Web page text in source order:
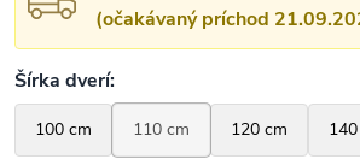
(očakávaný príchod